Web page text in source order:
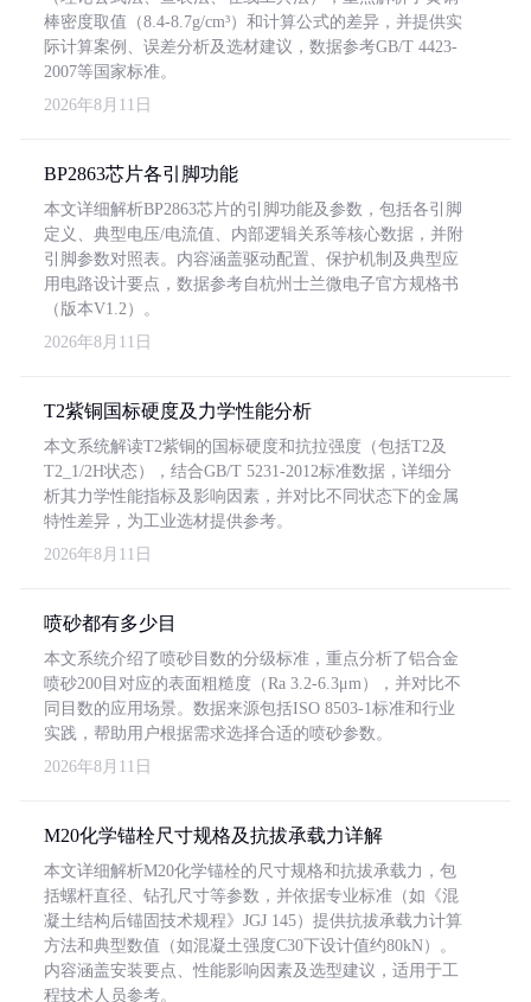
棒密度取值（8.4-8.7g/cm³）和计算公式的差异，并提供实
际计算案例、误差分析及选材建议，数据参考GB/T 4423-
2007等国家标准。
2026年8月11日
BP2863芯片各引脚功能
本文详细解析BP2863芯片的引脚功能及参数，包括各引脚
定义、典型电压/电流值、内部逻辑关系等核心数据，并附
引脚参数对照表。内容涵盖驱动配置、保护机制及典型应
用电路设计要点，数据参考自杭州士兰微电子官方规格书
（版本V1.2）。
2026年8月11日
T2紫铜国标硬度及力学性能分析
本文系统解读T2紫铜的国标硬度和抗拉强度（包括T2及
T2_1/2H状态），结合GB/T 5231-2012标准数据，详细分
析其力学性能指标及影响因素，并对比不同状态下的金属
特性差异，为工业选材提供参考。
2026年8月11日
喷砂都有多少目
本文系统介绍了喷砂目数的分级标准，重点分析了铝合金
喷砂200目对应的表面粗糙度（Ra 3.2-6.3μm），并对比不
同目数的应用场景。数据来源包括ISO 8503-1标准和行业
实践，帮助用户根据需求选择合适的喷砂参数。
2026年8月11日
M20化学锚栓尺寸规格及抗拔承载力详解
本文详细解析M20化学锚栓的尺寸规格和抗拔承载力，包
括螺杆直径、钻孔尺寸等参数，并依据专业标准（如《混
凝土结构后锚固技术规程》JGJ 145）提供抗拔承载力计算
方法和典型数值（如混凝土强度C30下设计值约80kN）。
内容涵盖安装要点、性能影响因素及选型建议，适用于工
程技术人员参考。